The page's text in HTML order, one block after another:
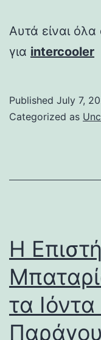
Αυτά είναι
για intercooler
Published July 7,
Categorized as
Η
τα Ιόντα